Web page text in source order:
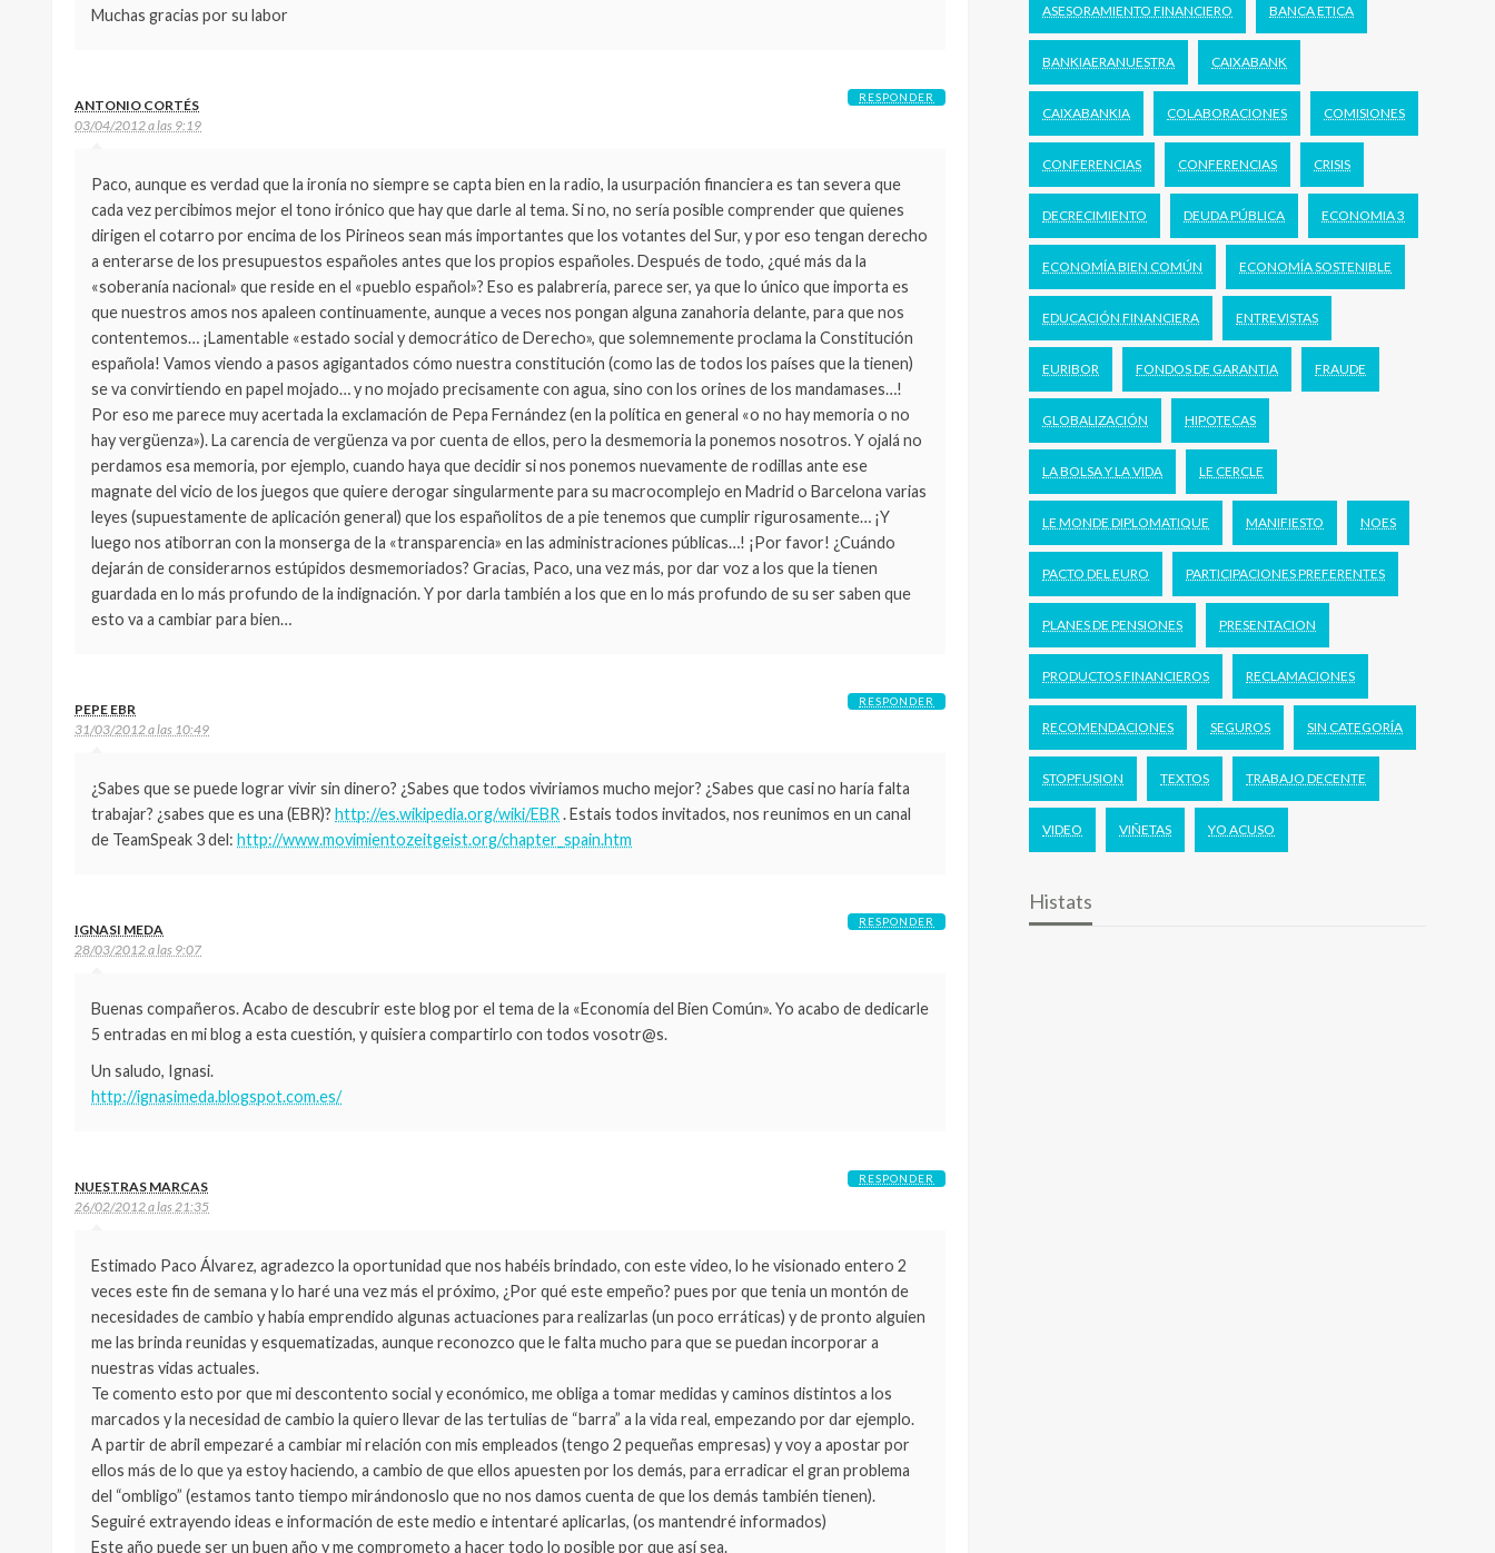
Muchas gracias por su labor
ANTONIO CORTÉS
03/04/2012 a las 9:19
Paco, aunque es verdad que la ironía no siempre se capta bien en la radio, la usurpación financiera es tan severa que
cada vez percibimos mejor el tono irónico que hay que darle al tema. Si no, no sería posible comprender que quienes
dirigen el cotarro por encima de los Pirineos sean más importantes que los votantes del Sur, y por eso tengan derecho
a enterarse de los presupuestos españoles antes que los propios españoles. Después de todo, ¿qué más da la
«soberanía nacional» que reside en el «pueblo español»? Eso es palabrería, parece ser, ya que lo único que importa es
que nuestros amos nos apaleen continuamente, aunque a veces nos pongan alguna zanahoria delante, para que nos
contentemos… ¡Lamentable «estado social y democrático de Derecho», que solemnemente proclama la Constitución
española! Vamos viendo a pasos agigantados cómo nuestra constitución (como las de todos los países que la tienen)
se va convirtiendo en papel mojado… y no mojado precisamente con agua, sino con los orines de los mandamases…!
Por eso me parece muy acertada la exclamación de Pepa Fernández (en la política en general «o no hay memoria o no
hay vergüenza»). La carencia de vergüenza va por cuenta de ellos, pero la desmemoria la ponemos nosotros. Y ojalá no
perdamos esa memoria, por ejemplo, cuando haya que decidir si nos ponemos nuevamente de rodillas ante ese
magnate del vicio de los juegos que quiere derogar singularmente para su macrocomplejo en Madrid o Barcelona varias
leyes (supuestamente de aplicación general) que los españolitos de a pie tenemos que cumplir rigurosamente… ¡Y
luego nos atiborran con la monserga de la «transparencia» en las administraciones públicas…! ¡Por favor! ¿Cuándo
dejarán de considerarnos estúpidos desmemoriados? Gracias, Paco, una vez más, por dar voz a los que la tienen
guardada en lo más profundo de la indignación. Y por darla también a los que en lo más profundo de su ser saben que
esto va a cambiar para bien…
RESPONDER
PEPE EBR
31/03/2012 a las 10:49
¿Sabes que se puede lograr vivir sin dinero? ¿Sabes que todos viviriamos mucho mejor? ¿Sabes que casi no haría falta
trabajar? ¿sabes que es una (EBR)? http://es.wikipedia.org/wiki/EBR. Estais todos invitados, nos reunimos en un canal
de TeamSpeak 3 del: http://www.movimientozeitgeist.org/chapter_spain.htm
RESPONDER
IGNASI MEDA
28/03/2012 a las 9:07
Buenas compañeros. Acabo de descubrir este blog por el tema de la «Economía del Bien Común». Yo acabo de dedicarle
5 entradas en mi blog a esta cuestión, y quisiera compartirlo con todos vosotr@s.
Un saludo, Ignasi.
http://ignasimeda.blogspot.com.es/
RESPONDER
NUESTRAS MARCAS
26/02/2012 a las 21:35
Estimado Paco Álvarez, agradezco la oportunidad que nos habéis brindado, con este video, lo he visionado entero 2
veces este fin de semana y lo haré una vez más el próximo, ¿Por qué este empeño? pues por que tenia un montón de
necesidades de cambio y había emprendido algunas actuaciones para realizarlas (un poco erráticas) y de pronto alguien
me las brinda reunidas y esquematizadas, aunque reconozco que le falta mucho para que se puedan incorporar a
nuestras vidas actuales.
Te comento esto por que mi descontento social y económico, me obliga a tomar medidas y caminos distintos a los
marcados y la necesidad de cambio la quiero llevar de las tertulias de “barra” a la vida real, empezando por dar ejemplo.
A partir de abril empezaré a cambiar mi relación con mis empleados (tengo 2 pequeñas empresas) y voy a apostar por
ellos más de lo que ya estoy haciendo, a cambio de que ellos apuesten por los demás, para erradicar el gran problema
del “ombligo” (estamos tanto tiempo mirándonoslo que no nos damos cuenta de que los demás también tienen).
Seguiré extrayendo ideas e información de este medio e intentaré aplicarlas, (os mantendré informados)
Este año puede ser un buen año y me comprometo a hacer todo lo posible por que así sea.
RESPONDER
ASESORAMIENTO FINANCIERO BANCA ETICA
BANKIAERANUESTRA CAIXABANK
CAIXABANKIA COLABORACIONES COMISIONES
CONFERENCIAS CONFERENCIAS CRISIS
DECRECIMIENTO DEUDA PÚBLICA ECONOMIA 3
ECONOMÍA BIEN COMÚN ECONOMÍA SOSTENIBLE
EDUCACIÓN FINANCIERA ENTREVISTAS
EURIBOR FONDOS DE GARANTIA FRAUDE
GLOBALIZACIÓN HIPOTECAS
LA BOLSA Y LA VIDA LE CERCLE
LE MONDE DIPLOMATIQUE MANIFIESTO NOES
PACTO DEL EURO PARTICIPACIONES PREFERENTES
PLANES DE PENSIONES PRESENTACION
PRODUCTOS FINANCIEROS RECLAMACIONES
RECOMENDACIONES SEGUROS SIN CATEGORÍA
STOPFUSION TEXTOS TRABAJO DECENTE
VIDEO VIÑETAS YO ACUSO
Histats